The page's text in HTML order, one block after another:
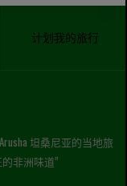
计划我的旅行
坦桑尼亚的当地旅
非洲味道”